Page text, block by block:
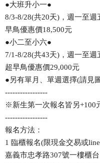
●大班升小一●
8/3-8/28(共20天)，週一至週
早鳥優惠價18,500元
●小二至小六●
7/1-8/28(共43天)，週一至週
超早鳥優惠價29,000元
●另有單月、單週選擇(請見
-----------------
※新生第一次報名皆另+100
-----------------
報名方法：
1 臨櫃報名(限現金交易或line
嘉義市忠孝路307號一樓櫃台